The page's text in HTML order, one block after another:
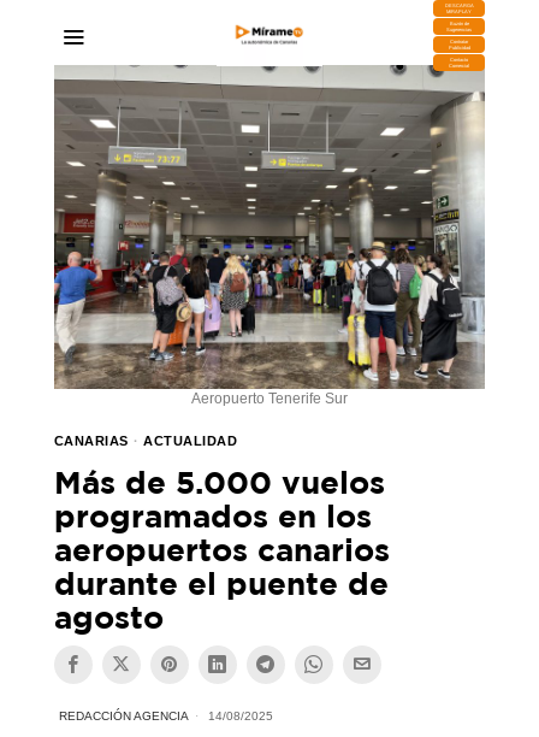
DESCARGA
MIRAPLAY
Buzón de
Sugerencias
Contratar
Publicidad
Contacto
Comercial
Aeropuerto Tenerife Sur
CANARIAS · ACTUALIDAD
Más de 5.000 vuelos
programados en los
aeropuertos canarios
durante el puente de
agosto
REDACCIÓN AGENCIA 14/08/2025